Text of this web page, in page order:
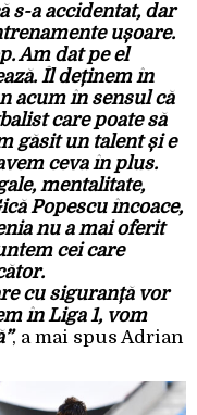
s-a accidentat, dar
ușoare.
Am dat pe el
Îl deținem în
acum în sensul că
care poate să
găsit un talent și e
ceva în plus.
mentalitate,
Popescu încoace,
nu a mai oferit
cei care
cu siguranță vor
în Liga 1, vom
, a mai spus Adrian